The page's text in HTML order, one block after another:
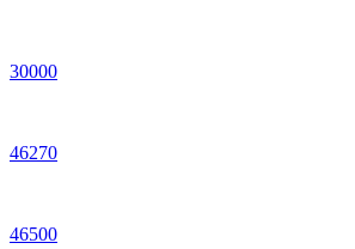
30000
46270
46500